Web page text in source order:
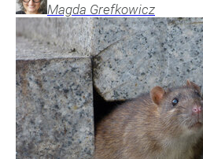
Magda Grefkowicz